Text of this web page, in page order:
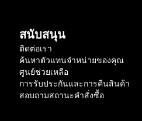
สนับสนุน
ติดต่อเรา
ค้นหาตัวแทนจำหน่ายของคุณ
ศูนย์ช่วยเหลือ
การรับประกันและการคืนสินค้า
สอบถามสถานะคำสั่งซื้อ